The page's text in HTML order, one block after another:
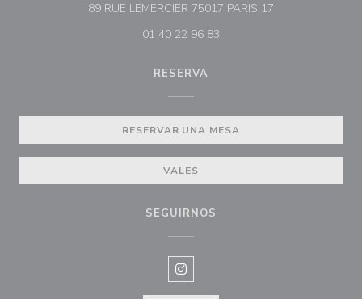
89 RUE LEMERCIER 75017 PARIS 17
01 40 22 96 83
RESERVA
RESERVAR UNA MESA
VALES
SEGUIRNOS
Instagram ((abre en una nueva